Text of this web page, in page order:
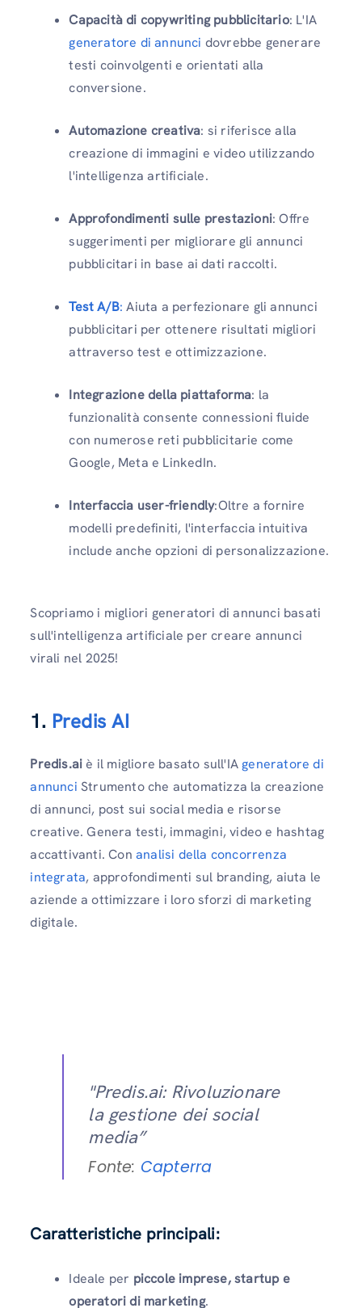
Capacità di copywriting pubblicitario: L'IA
generatore di annunci dovrebbe generare
testi coinvolgenti e orientati alla
conversione.
Automazione creativa: si riferisce alla
creazione di immagini e video utilizzando
l'intelligenza artificiale.
Approfondimenti sulle prestazioni: Offre
suggerimenti per migliorare gli annunci
pubblicitari in base ai dati raccolti.
Test A/B: Aiuta a perfezionare gli annunci
pubblicitari per ottenere risultati migliori
attraverso test e ottimizzazione.
Integrazione della piattaforma: la
funzionalità consente connessioni fluide
con numerose reti pubblicitarie come
Google, Meta e LinkedIn.
Interfaccia user-friendly:Oltre a fornire
modelli predefiniti, l'interfaccia intuitiva
include anche opzioni di personalizzazione.
Scopriamo i migliori generatori di annunci basati
sull'intelligenza artificiale per creare annunci
virali nel 2025!
1. Predis AI
Predis.aiè il migliore basato sull'IA generatore di
annunci Strumento che automatizza la creazione
di annunci, post sui social media e risorse
creative. Genera testi, immagini, video e hashtag
accattivanti. Con analisi della concorrenza
integrata, approfondimenti sul branding, aiuta le
aziende a ottimizzare i loro sforzi di marketing
digitale.
"Predis.ai: Rivoluzionare
la gestione dei social
media”
Fonte: Capterra
Caratteristiche principali:
Ideale per piccole imprese, startup e
operatori di marketing.